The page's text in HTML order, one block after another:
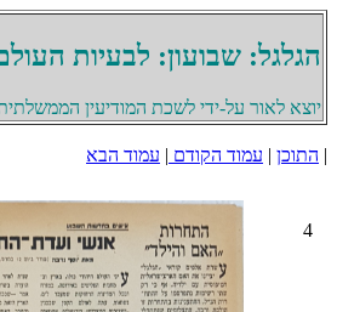
הגלגל: שבועון: לבעיות
יוצא לאור על-ידי לשכת המודיעין
| התוכן | עמוד הקודם | עמוד הבא
4